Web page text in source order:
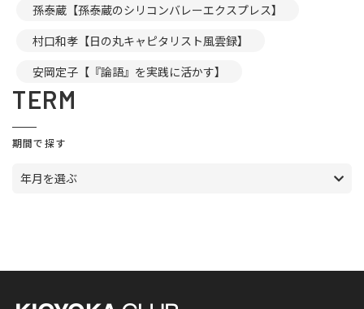
孫泰蔵【孫泰蔵のシリコンバレーエクスプレス】
村口和孝【日の丸キャピタリスト風雲録】
安岡定子【『論語』を実践に活かす】
TERM
期間で探す
年月を選ぶ